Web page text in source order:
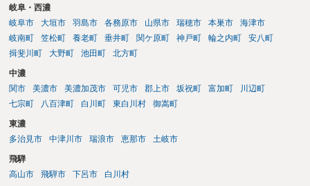
岐阜・西濃
岐阜市
大垣市 羽島市 各務原市 山県市 瑞穂市 本巣市
海津市
岐南町
笠松町 養老町 垂井町 関ケ原町 神戸町 輪之内町
安八町
揖斐川町
大野町 池田町 北方町
中濃
関市
美濃市 美濃加茂市 可児市 郡上市 坂祝町 富加町
川辺町
七宗町
八百津町 白川町 東白川村 御嵩町
東濃
多治見市
中津川市 瑞浪市 恵那市 土岐市
飛騨
高山市
飛騨市 下呂市 白川村